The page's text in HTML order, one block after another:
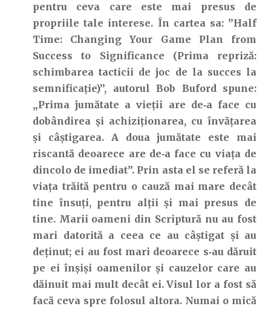
pentru ceva care este mai presus de
propriile tale interese. În cartea sa: ’’Half
Time: Changing Your Game Plan from
Success to Significance (Prima repriză:
schimbarea tacticii de joc de la succes la
semnificație)’’, autorul Bob Buford spune:
„Prima jumătate a vieții are de‑a face cu
dobândirea și achiziționarea, cu învățarea
și câștigarea. A doua jumătate este mai
riscantă deoarece are de‑a face cu viața de
dincolo de imediat”. Prin asta el se referă la
viața trăită pentru o cauză mai mare decât
tine însuți, pentru alții și mai presus de
tine. Marii oameni din Scriptură nu au fost
mari datorită a ceea ce au câștigat și au
deținut; ei au fost mari deoarece s‑au dăruit
pe ei înșiși oamenilor și cauzelor care au
dăinuit mai mult decât ei. Visul lor a fost să
facă ceva spre folosul altora. Numai o mică